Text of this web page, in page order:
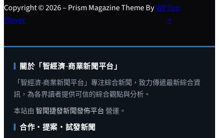
Copyright © 2026 – Prism Magazine Theme ByWP
Plover
Top
↑
關於「智經濟-商業新聞平台」
「智經濟-商業新聞平台」專注綜合新聞，致力傳遞最新綜合資
訊，為各界讀者提供可信的綜合觀點與分析。
本站由 智聞捷發新聞發佈平台 營運。
合作・提案・試發新聞